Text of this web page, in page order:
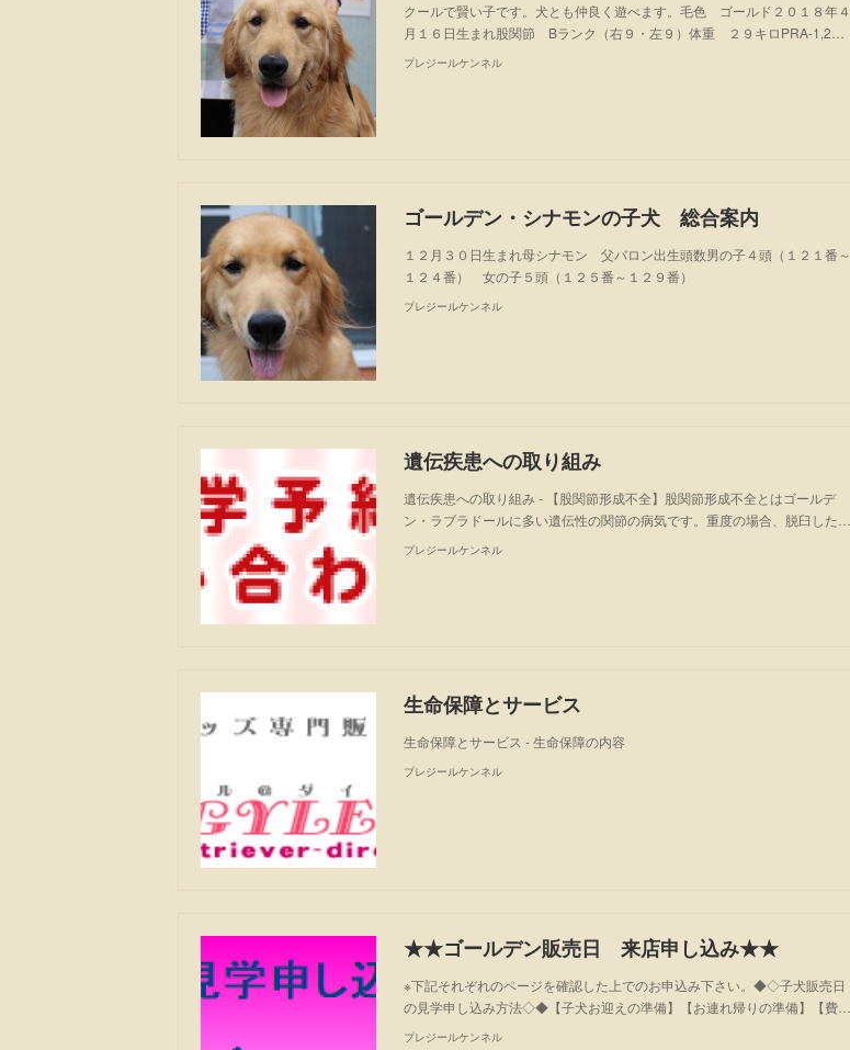
クールで賢い子です。犬とも仲良く遊べます。毛色 ゴールド２０１８年４
月１６日生まれ股関節 Bランク（右９・左９）体重 ２９キロPRA-1,2…
プレジールケンネル
ゴールデン・シナモンの子犬 総合案内
１２月３０日生まれ母シナモン 父バロン出生頭数男の子４頭（１２１番～
１２４番） 女の子５頭（１２５番～１２９番）
プレジールケンネル
遺伝疾患への取り組み
遺伝疾患への取り組み - 【股関節形成不全】股関節形成不全とはゴールデ
ン・ラブラドールに多い遺伝性の関節の病気です。重度の場合、脱臼した…
プレジールケンネル
生命保障とサービス
生命保障とサービス - 生命保障の内容
プレジールケンネル
★★ゴールデン販売日 来店申し込み★★
※下記それぞれのページを確認した上でのお申込み下さい。◆◇子犬販売日
の見学申し込み方法◇◆【子犬お迎えの準備】【お連れ帰りの準備】【費…
プレジールケンネル